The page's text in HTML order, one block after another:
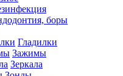
боры
Гладилки
Зажимы
Зеркала